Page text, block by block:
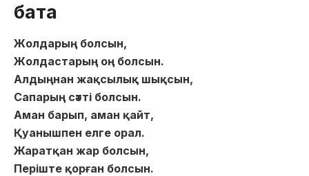
бата
Жолдарың болсын,
Жолдастарың оң болсын.
Алдыңнан жақсылық шықсын,
Сапарың сәтті болсын.
Аман барып, аман қайт,
Қуанышпен елге орал.
Жаратқан жар болсын,
Періште қорған болсын.